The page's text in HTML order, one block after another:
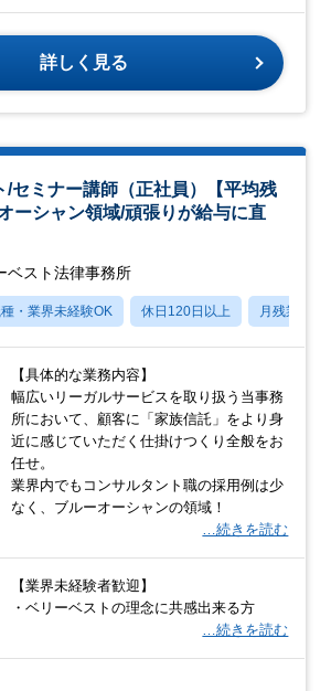
詳しく見る
/セミナー講師（正社員）【平均残
ーシャン領域/頑張りが給与に直
ベスト法律事務所
・業界未経験OK 休日120日以上 月残業20
【具体的な業務内容】
幅広いリーガルサービスを取り扱う当事務
所において、顧客に「家族信託」をより身
近に感じていただく仕掛けつくり全般をお
任せ。
業界内でもコンサルタント職の採用例は少
なく、ブルーオーシャンの領域！
…続きを読む
【業界未経験者歓迎】
・ベリーベストの理念に共感出来る方
…続きを読む